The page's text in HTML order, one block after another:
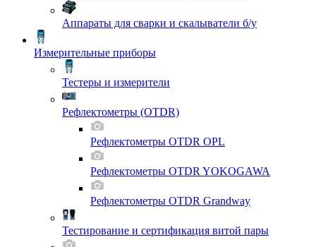
Аппараты для сварки и скалыватели б/у
Измерительные приборы
Тестеры и измерители
Рефлектометры (OTDR)
Рефлектометры OTDR OPL
Рефлектометры OTDR YOKOGAWA
Рефлектометры OTDR Grandway
Тестирование и сертификация витой пары